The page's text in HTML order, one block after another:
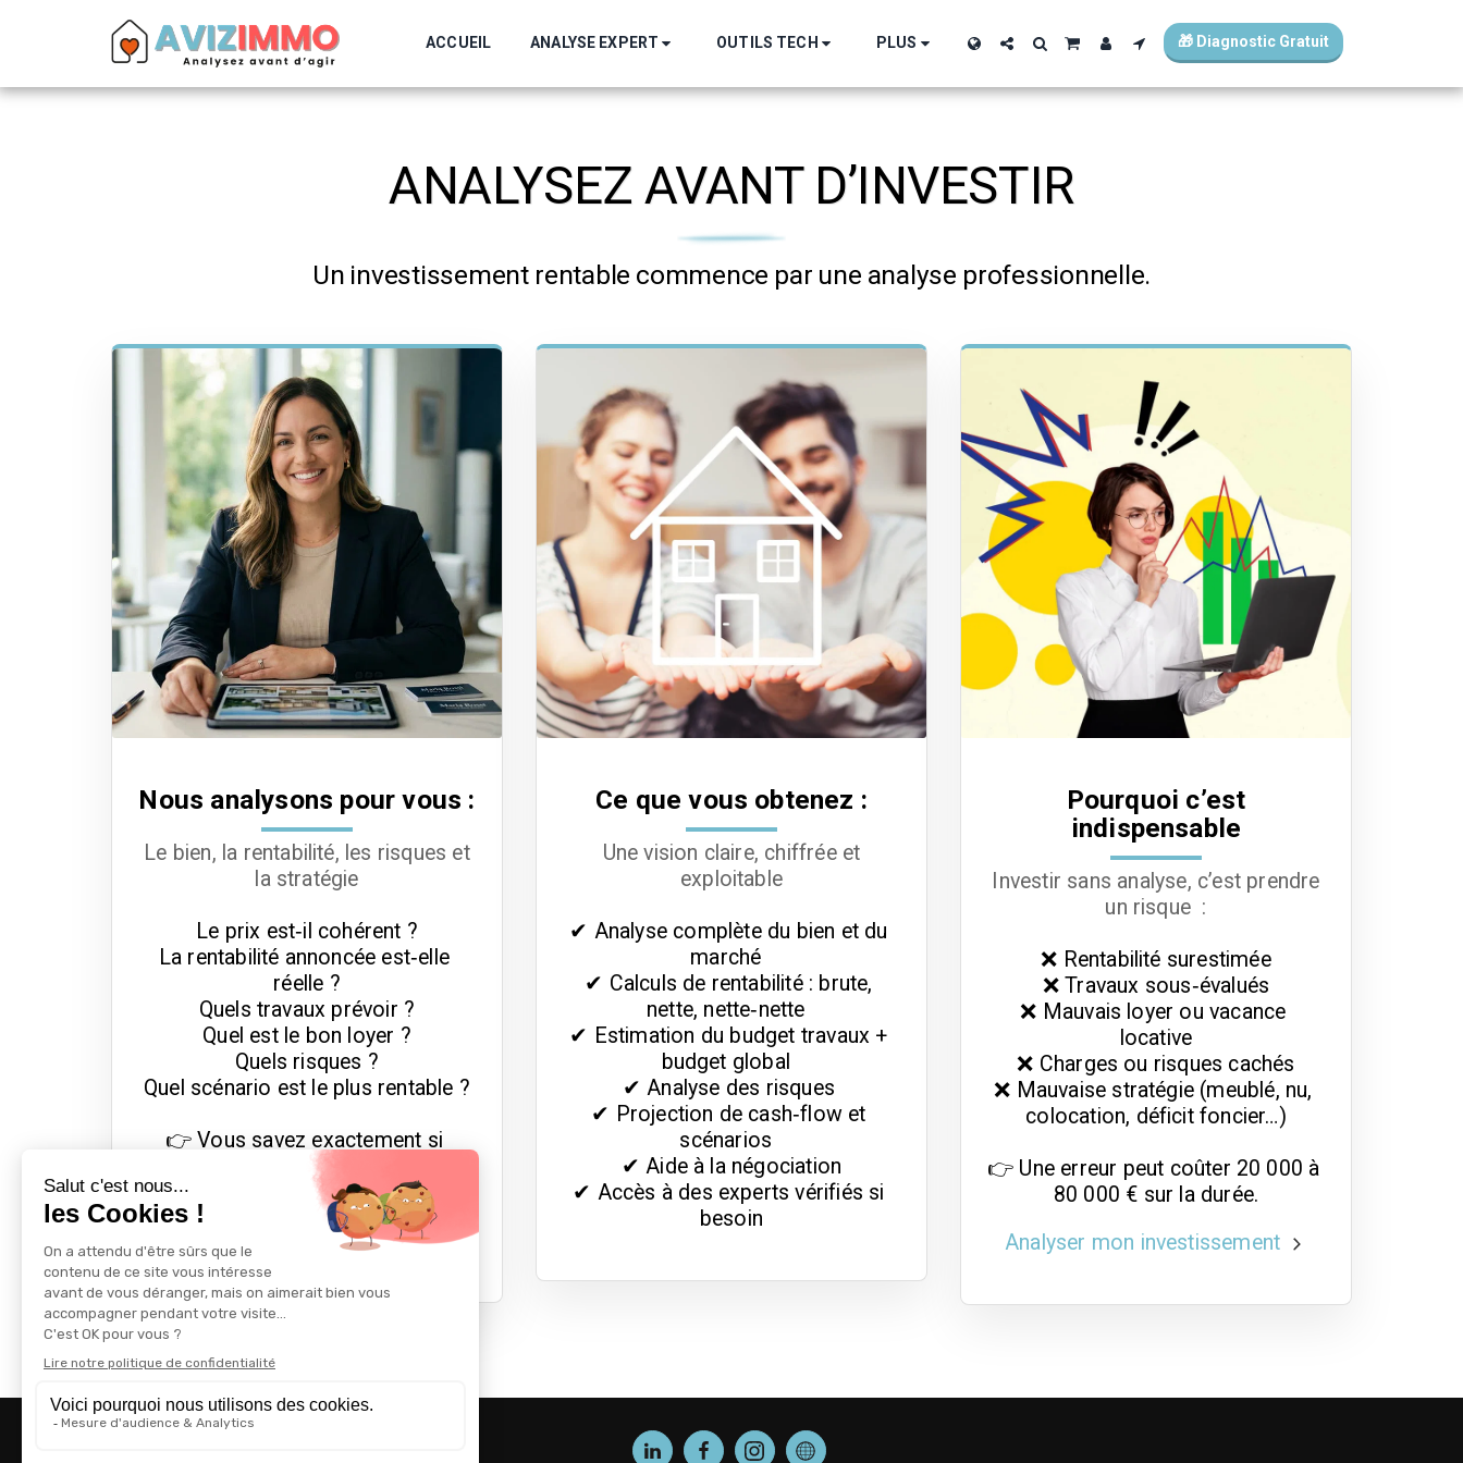
ACCUEIL ANALYSE EXPERT OUTILS TECH PLUS 🎁 Diagnostic Gratuit
ANALYSEZ AVANT D’INVESTIR
Un investissement rentable commence par une analyse professionnelle.
Nous analysons pour vous :
Le bien, la rentabilité, les risques et
la stratégie
Le prix est‑il cohérent ?
La rentabilité annoncée est‑elle
réelle ?
Quels travaux prévoir ?
Quel est le bon loyer ?
Quels risques ?
Quel scénario est le plus rentable ?
👉 Vous savez exactement si
l’investissement est bon… ou s’il
vaut mieux renoncer.
👉 Obtenir mon audit gratuit
Ce que vous obtenez :
Une vision claire, chiffrée et
exploitable
✔ Analyse complète du bien et du
marché
✔ Calculs de rentabilité : brute,
nette, nette‑nette
✔ Estimation du budget travaux +
budget global
✔ Analyse des risques
✔ Projection de cash‑flow et
scénarios
✔ Aide à la négociation
✔ Accès à des experts vérifiés si
besoin
Pourquoi c’est
indispensable
Investir sans analyse, c’est prendre
un risque :
❌ Rentabilité surestimée
❌ Travaux sous‑évalués
❌ Mauvais loyer ou vacance
locative
❌ Charges ou risques cachés
❌ Mauvaise stratégie (meublé, nu,
colocation, déficit foncier…)
👉 Une erreur peut coûter 20 000 à
80 000 € sur la durée.
Analyser mon investissement